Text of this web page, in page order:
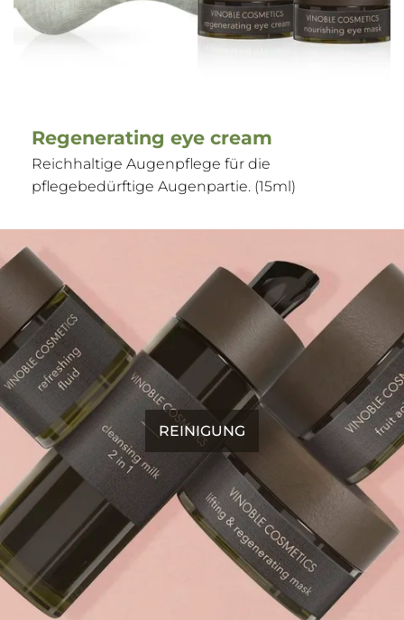
Regenerating eye cream
Reichhaltige Augenpflege für die
pflegebedürftige Augenpartie. (15ml)
REINIGUNG